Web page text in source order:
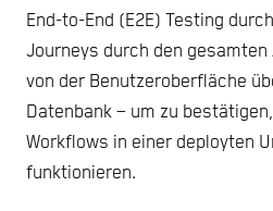
End-to-End (E2E) Testing
Journeys durch den
von der Benutzeroberfläche
Datenbank – um zu
Workflows in einer deployten
funktionieren.